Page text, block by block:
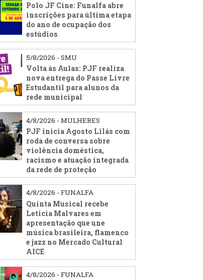
Polo JF Cine: Funalfa abre
inscrições para última etapa
do ano de ocupação dos
estúdios
5/8/2026 - SMU
Volta às Aulas: PJF realiza
nova entrega do Passe Livre
Estudantil para alunos da
rede municipal
4/8/2026 - MULHERES
PJF inicia Agosto Lilás com
roda de conversa sobre
violência doméstica,
racismo e atuação integrada
da rede de proteção
4/8/2026 - FUNALFA
Quinta Musical recebe
Leticia Malvares em
apresentação que une
música brasileira, flamenco
e jazz no Mercado Cultural
AICE
4/8/2026 - FUNALFA